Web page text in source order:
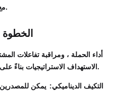
مع المشترين على مستوى العالم.
الخطوة 5: التحسين المستمر
الاستهداف الاستراتيجيات بناءً على ردود الفعل في الوقت الفعلي.
التكيف الديناميكي: يمكن